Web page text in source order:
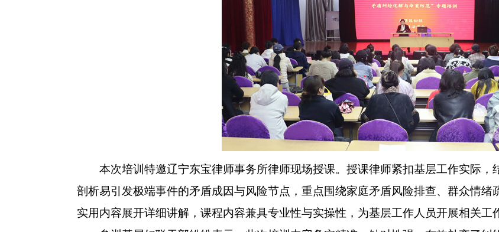
本次培训特邀辽宁东宝律师事务所律师现场授课。授课律师紧扣基层工作实际，
剖析易引发极端事件的矛盾成因与风险节点，重点围绕家庭矛盾风险排查、群众情
实用内容展开详细讲解，课程内容兼具专业性与实操性，为基层工作人员开展相关工